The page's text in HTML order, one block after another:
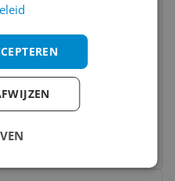
Bluetooth
- Black
Ja
100 w